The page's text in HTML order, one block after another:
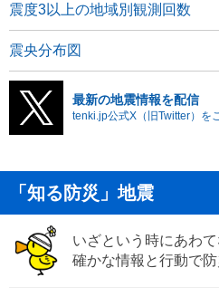
震度3以上の地域別観測回数
震央分布図
最新の地震情報を配信
tenki.jp公式X（旧Twitter）を
「知る防災」地震
いざという時にあわ
確かな情報と行動で